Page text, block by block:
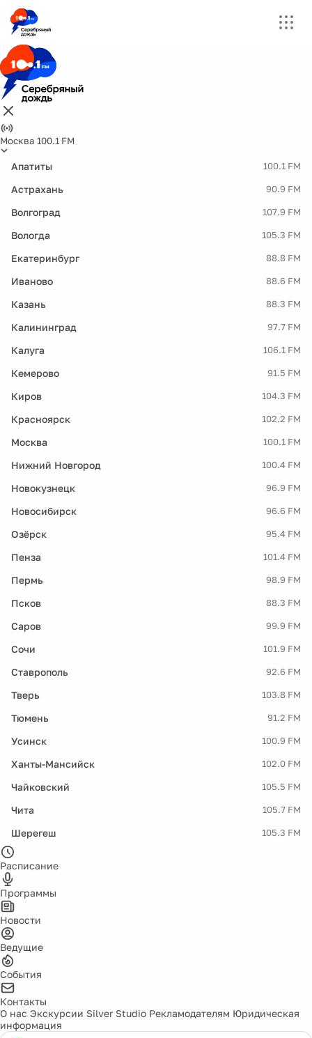
Москва 100.1 FM
Апатиты 100.1 FM
Астрахань 90.9 FM
Волгоград 107.9 FM
Вологда 105.3 FM
Екатеринбург 88.8 FM
Иваново 88.6 FM
Казань 88.3 FM
Калининград 97.7 FM
Калуга 106.1 FM
Кемерово 91.5 FM
Киров 104.3 FM
Красноярск 102.2 FM
Москва 100.1 FM
Нижний Новгород 100.4 FM
Новокузнецк 96.9 FM
Новосибирск 96.6 FM
Озёрск 95.4 FM
Пенза 101.4 FM
Пермь 98.9 FM
Псков 88.3 FM
Саров 99.9 FM
Сочи 101.9 FM
Ставрополь 92.6 FM
Тверь 103.8 FM
Тюмень 91.2 FM
Усинск 100.9 FM
Ханты-Мансийск 102.0 FM
Чайковский 105.5 FM
Чита 105.7 FM
Шерегеш 105.3 FM
Расписание
Программы
Новости
Ведущие
События
Контакты
О нас Экскурсии Silver Studio Рекламодателям Юридическая
информация